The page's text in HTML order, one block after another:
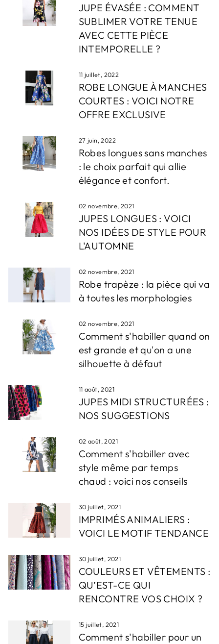
JUPE ÉVASÉE : COMMENT
SUBLIMER VOTRE TENUE
AVEC CETTE PIÈCE
INTEMPORELLE ?
11 juillet, 2022
ROBE LONGUE À MANCHES
COURTES : VOICI NOTRE
OFFRE EXCLUSIVE
27 juin, 2022
Robes longues sans manches
: le choix parfait qui allie
élégance et confort.
02 novembre, 2021
JUPES LONGUES : VOICI
NOS IDÉES DE STYLE POUR
L'AUTOMNE
02 novembre, 2021
Robe trapèze : la pièce qui va
à toutes les morphologies
02 novembre, 2021
Comment s'habiller quand on
est grande et qu'on a une
silhouette à défaut
11 août, 2021
JUPES MIDI STRUCTURÉES :
NOS SUGGESTIONS
02 août, 2021
Comment s'habiller avec
style même par temps
chaud : voici nos conseils
30 juillet, 2021
IMPRIMÉS ANIMALIERS :
VOICI LE MOTIF TENDANCE
30 juillet, 2021
COULEURS ET VÊTEMENTS :
QU’EST-CE QUI
RENCONTRE VOS CHOIX ?
15 juillet, 2021
Comment s'habiller pour un